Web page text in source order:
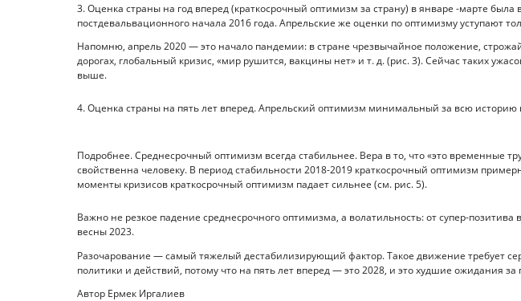
3. Оценка страны на год вперед (краткосрочный оптимизм за страну) в январе -марте была
постдевальвационного начала 2016 года. Апрельские же оценки по оптимизму уступают
Напомню, апрель 2020 — это начало пандемии: в стране чрезвычайное положение,
дорогах, глобальный кризис, «мир рушится, вакцины нет» и т. д. (рис. 3). Сейчас таких
выше.
4. Оценка страны на пять лет вперед. Апрельский оптимизм минимальный за всю
Подробнее. Среднесрочный оптимизм всегда стабильнее. Вера в то, что «это временные
свойственна человеку. В период стабильности 2018-2019 краткосрочный оптимизм
моменты кризисов краткосрочный оптимизм падает сильнее (см. рис. 5).
Важно не резкое падение среднесрочного оптимизма, а волатильность: от супер-позитива
весны 2023.
Разочарование — самый тяжелый дестабилизирующий фактор. Такое движение требует
политики и действий, потому что на пять лет вперед — это 2028, и это худшие ожидания за
Автор Ермек Иргалиев